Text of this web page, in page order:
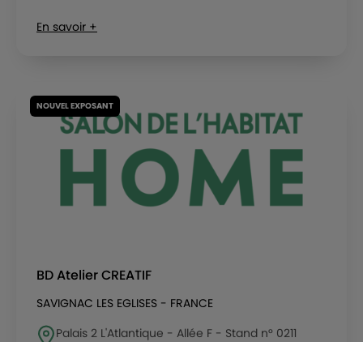
En savoir +
NOUVEL EXPOSANT
BD Atelier CREATIF
SAVIGNAC LES EGLISES - FRANCE
Palais 2 L'Atlantique - Allée F - Stand n° 0211